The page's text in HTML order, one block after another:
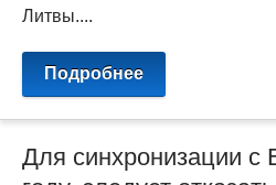
Литвы....
Подробнее
Для синхронизации с